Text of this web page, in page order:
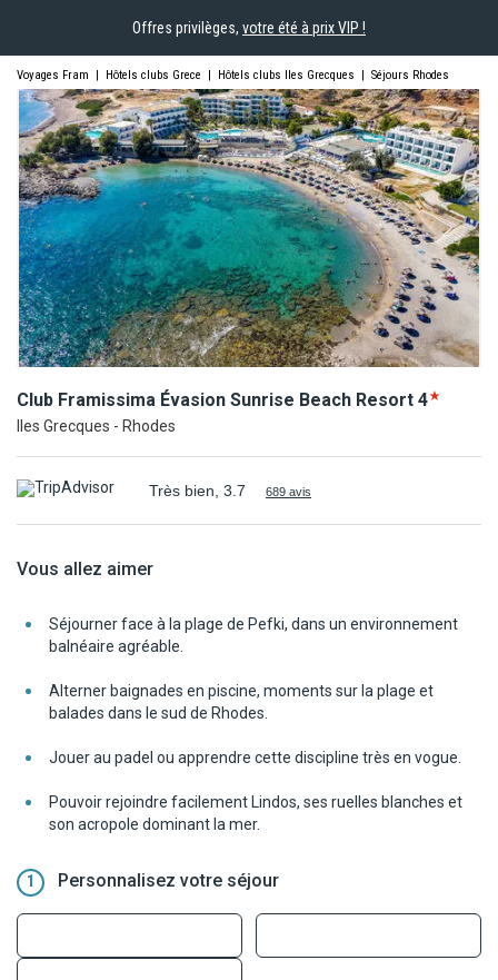
Offres privilèges, votre été à prix VIP !
Voyages Fram | Hôtels clubs Grece | Hôtels clubs Iles Grecques | Séjours Rhodes
Club Framissima Évasion Sunrise Beach Resort 4
Iles Grecques - Rhodes
Très bien, 3.7 689 avis
Vous allez aimer
Séjourner face à la plage de Pefki, dans un environnement
balnéaire agréable.
Alterner baignades en piscine, moments sur la plage et
balades dans le sud de Rhodes.
Jouer au padel ou apprendre cette discipline très en vogue.
Pouvoir rejoindre facilement Lindos, ses ruelles blanches et
son acropole dominant la mer.
1 Personnalisez votre séjour